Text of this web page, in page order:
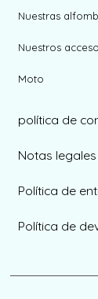
Nuestras
Nuestros
Moto
política de
Notas legales
Política de
Política de